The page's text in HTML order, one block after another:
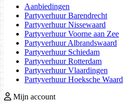
Aanbiedingen
Partyverhuur Barendrecht
Partyverhuur Nissewaard
Partyverhuur Voorne aan Zee
Partyverhuur Albrandswaard
Partyverhuur Schiedam
Partyverhuur Rotterdam
Partyverhuur Vlaardingen
Partyverhuur Hoeksche Waard
Mijn account